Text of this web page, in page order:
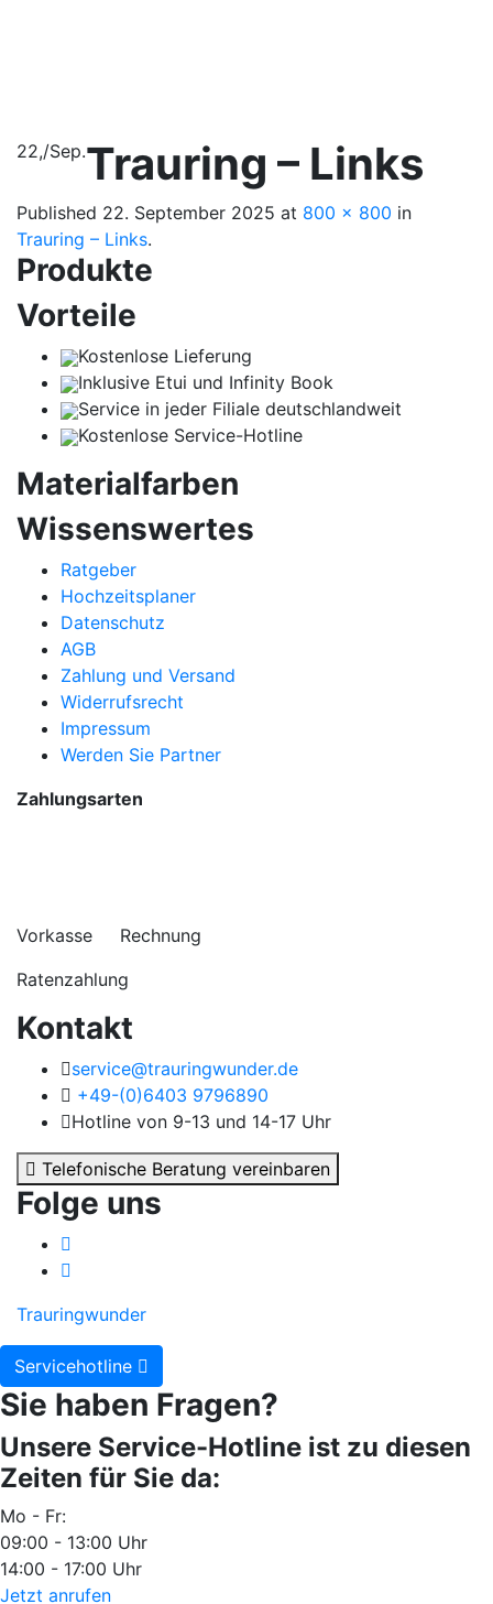
22,/Sep.Trauring – Links
Published 22. September 2025 at 800 × 800 in
Trauring – Links.
Produkte
Vorteile
Kostenlose Lieferung
Inklusive Etui und Infinity Book
Service in jeder Filiale deutschlandweit
Kostenlose Service-Hotline
Materialfarben
Wissenswertes
Ratgeber
Hochzeitsplaner
Datenschutz
AGB
Zahlung und Versand
Widerrufsrecht
Impressum
Werden Sie Partner
Zahlungsarten
Vorkasse Rechnung
Ratenzahlung
Kontakt
service@trauringwunder.de
+49-(0)6403 9796890
Hotline von 9-13 und 14-17 Uhr
Telefonische Beratung vereinbaren
Folge uns
Trauringwunder
Servicehotline
Sie haben Fragen?
Unsere Service-Hotline ist zu diesen
Zeiten für Sie da:
Mo - Fr:
09:00 - 13:00 Uhr
14:00 - 17:00 Uhr
Jetzt anrufen